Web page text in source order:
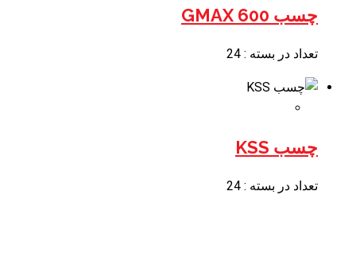
چسب 600 GMAX
تعداد در بسته : 24
چسب KSS
تعداد در بسته : 24